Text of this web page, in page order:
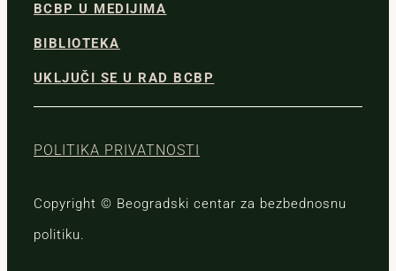
BCBP U MEDIJIMA
BIBLIOTEKA
UKLJUČI SE U RAD BCBP
POLITIKA PRIVATNOSTI
Copyright © Beogradski centar za bezbednosnu
politiku.